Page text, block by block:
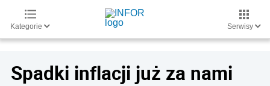
Kategorie Serwisy
Spadki inflacji już za nami